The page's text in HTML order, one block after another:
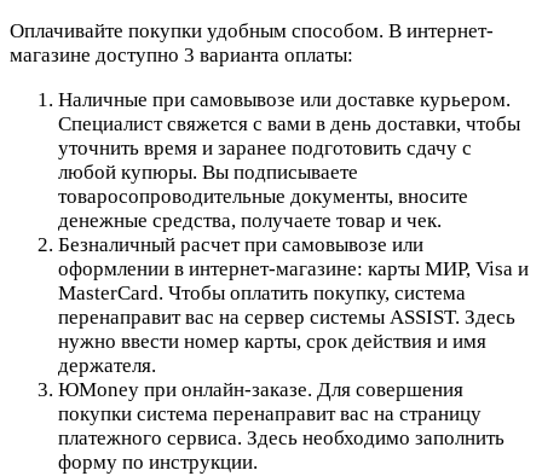
Оплачивайте покупки удобным способом. В интернет-
магазине доступно 3 варианта оплаты:
Наличные при самовывозе или доставке курьером.
Специалист свяжется с вами в день доставки, чтобы
уточнить время и заранее подготовить сдачу с
любой купюры. Вы подписываете
товаросопроводительные документы, вносите
денежные средства, получаете товар и чек.
Безналичный расчет при самовывозе или
оформлении в интернет-магазине: карты МИР, Visa и
MasterCard. Чтобы оплатить покупку, система
перенаправит вас на сервер системы ASSIST. Здесь
нужно ввести номер карты, срок действия и имя
держателя.
ЮMoney при онлайн-заказе. Для совершения
покупки система перенаправит вас на страницу
платежного сервиса. Здесь необходимо заполнить
форму по инструкции.